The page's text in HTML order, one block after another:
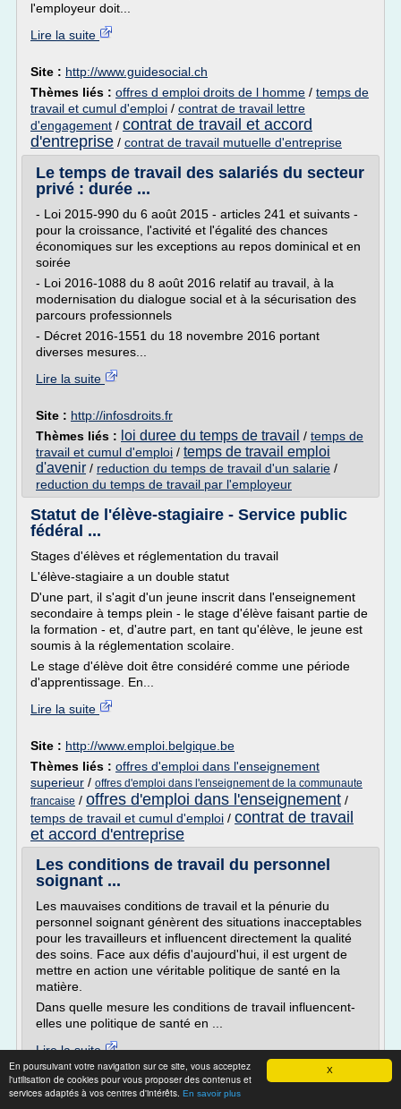
X
En poursuivant votre navigation sur ce site, vous acceptez
l'utilisation de cookies pour vous proposer des contenus et
services adaptés à vos centres d'intérêts. En savoir plus
l'employeur doit...
Lire la suite
Site : http://www.guidesocial.ch
Thèmes liés : offres d emploi droits de l homme / temps de
travail et cumul d'emploi / contrat de travail lettre
d'engagement / contrat de travail et accord
d'entreprise / contrat de travail mutuelle d'entreprise
Le temps de travail des salariés du secteur
privé : durée ...
- Loi 2015-990 du 6 août 2015 - articles 241 et suivants -
pour la croissance, l'activité et l'égalité des chances
économiques sur les exceptions au repos dominical et en
soirée
- Loi 2016-1088 du 8 août 2016 relatif au travail, à la
modernisation du dialogue social et à la sécurisation des
parcours professionnels
- Décret 2016-1551 du 18 novembre 2016 portant
diverses mesures...
Lire la suite
Site : http://infosdroits.fr
Thèmes liés : loi duree du temps de travail / temps de
travail et cumul d'emploi / temps de travail emploi
d'avenir / reduction du temps de travail d'un salarie /
reduction du temps de travail par l'employeur
Statut de l'élève-stagiaire - Service public
fédéral ...
Stages d'élèves et réglementation du travail
L'élève-stagiaire a un double statut
D'une part, il s'agit d'un jeune inscrit dans l'enseignement
secondaire à temps plein - le stage d'élève faisant partie de
la formation - et, d'autre part, en tant qu'élève, le jeune est
soumis à la réglementation scolaire.
Le stage d'élève doit être considéré comme une période
d'apprentissage. En...
Lire la suite
Site : http://www.emploi.belgique.be
Thèmes liés : offres d'emploi dans l'enseignement
superieur / offres d'emploi dans l'enseignement de la communaute
francaise / offres d'emploi dans l'enseignement /
temps de travail et cumul d'emploi / contrat de travail
et accord d'entreprise
Les conditions de travail du personnel
soignant ...
Les mauvaises conditions de travail et la pénurie du
personnel soignant génèrent des situations inacceptables
pour les travailleurs et influencent directement la qualité
des soins. Face aux défis d'aujourd'hui, il est urgent de
mettre en action une véritable politique de santé en la
matière.
Dans quelle mesure les conditions de travail influencent-
elles une politique de santé en ...
Lire la suite
Date:2017-04-07 23:51:46
Site :http://www.maisonmedicale.org